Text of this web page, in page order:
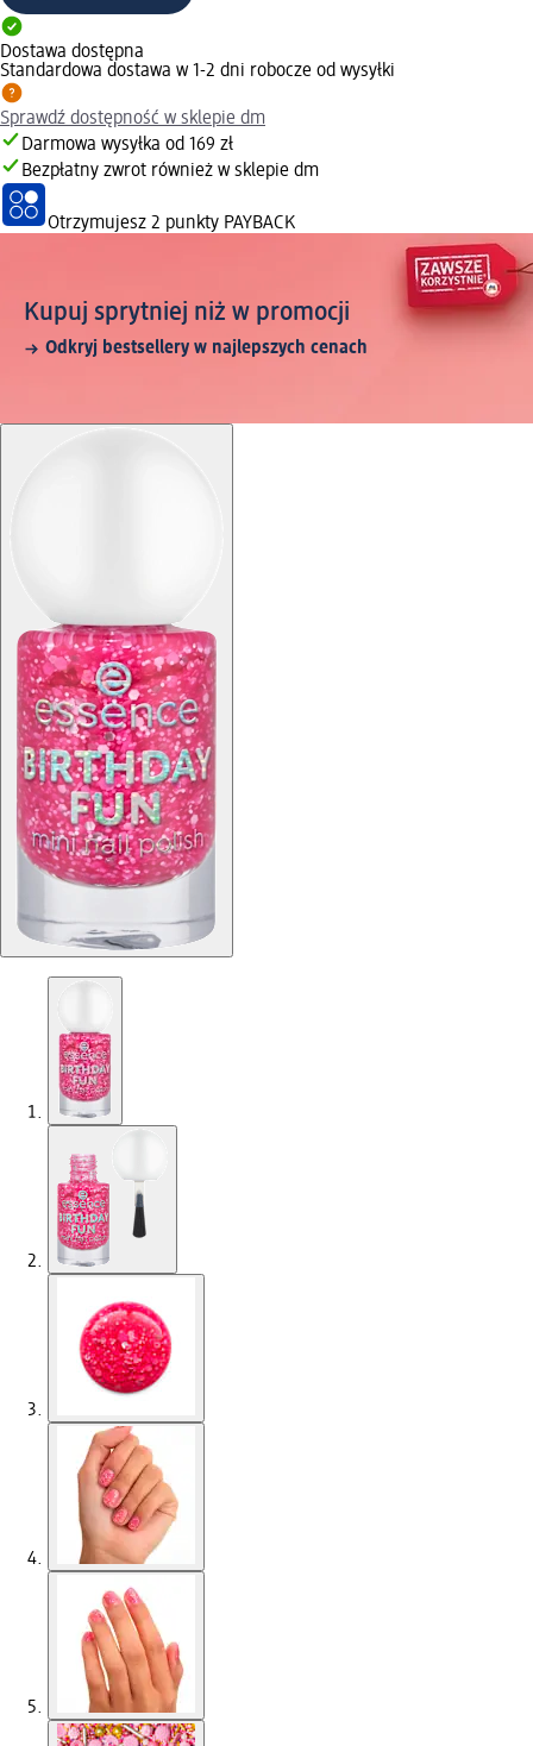
Dostawa dostępna
Standardowa dostawa w 1-2 dni robocze od wysyłki
Sprawdź dostępność w sklepie dm
Darmowa wysyłka od 169 zł
Bezpłatny zwrot również w sklepie dm
Otrzymujesz 2 punkty PAYBACK
Kupuj sprytniej niż w promocji
Odkryj bestsellery w najlepszych cenach